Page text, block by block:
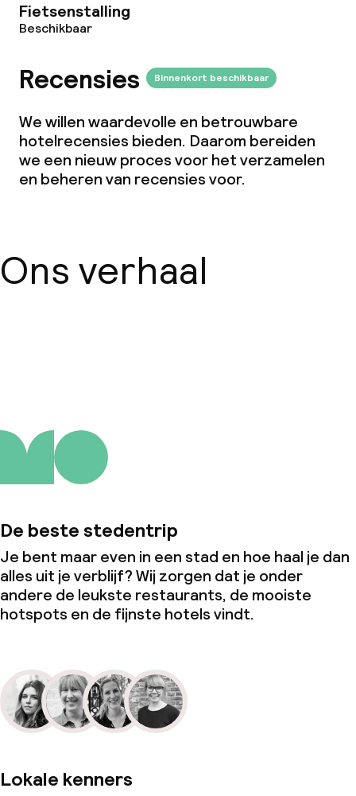
Vegetarische opties
Schoonmaakvoorzieningen
Zakelijke faciliteiten
Fietsenstalling
Beschikbaar
Recensies Binnenkort beschikbaar
We willen waardevolle en betrouwbare
hotelrecensies bieden. Daarom bereiden
we een nieuw proces voor het verzamelen
en beheren van recensies voor.
Ons verhaal
De beste stedentrip
Je bent maar even in een stad en hoe haal je dan
alles uit je verblijf? Wij zorgen dat je onder
andere de leukste restaurants, de mooiste
hotspots en de fijnste hotels vindt.
Lokale kenners